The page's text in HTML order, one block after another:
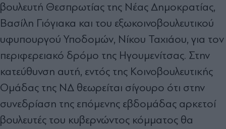
βουλευτή Θεσπρωτίας της Νέας Δημοκρατίας,
Βασίλη Γιόγιακα και του εξωκοινοβουλευτικού
υφυπουργού Υποδομών, Νίκου Ταχιάου, για τον
περιφερειακό δρόμο της Ηγουμενίτσας. Στην
κατεύθυνση αυτή, εντός της Κοινοβουλευτικής
Ομάδας της ΝΔ θεωρείται σίγουρο ότι στην
συνεδρίαση της επόμενης εβδομάδας αρκετοί
βουλευτές του κυβερνώντος κόμματος θα